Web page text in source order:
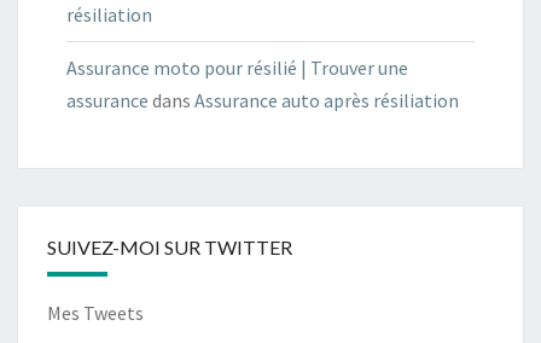
résiliation
Assurance moto pour résilié | Trouver une
assurance dans Assurance auto après résiliation
SUIVEZ-MOI SUR TWITTER
Mes Tweets